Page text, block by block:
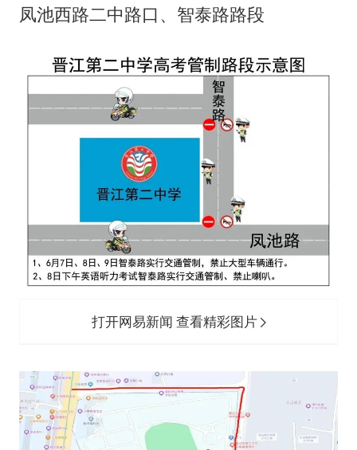
凤池西路二中路口、智泰路路段
打开网易新闻 查看精彩图片